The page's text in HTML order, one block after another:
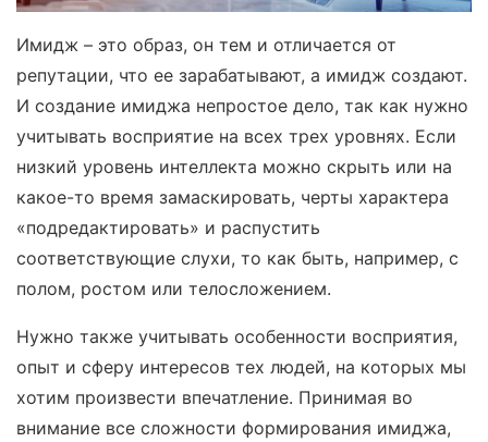
Имидж – это образ, он тем и отличается от
репутации, что ее зарабатывают, а имидж создают.
И создание имиджа непростое дело, так как нужно
учитывать восприятие на всех трех уровнях. Если
низкий уровень интеллекта можно скрыть или на
какое-то время замаскировать, черты характера
«подредактировать» и распустить
соответствующие слухи, то как быть, например, с
полом, ростом или телосложением.
Нужно также учитывать особенности восприятия,
опыт и сферу интересов тех людей, на которых мы
хотим произвести впечатление. Принимая во
внимание все сложности формирования имиджа,